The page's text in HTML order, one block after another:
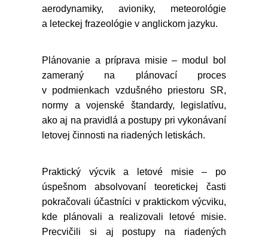
aerodynamiky, avioniky, meteorológie
a leteckej frazeológie v anglickom jazyku.
Plánovanie a príprava misie – modul bol
zameraný na plánovací proces
v podmienkach vzdušného priestoru SR,
normy a vojenské štandardy, legislatívu,
ako aj na pravidlá a postupy pri vykonávaní
letovej činnosti na riadených letiskách.
Praktický výcvik a letové misie – po
úspešnom absolvovaní teoretickej časti
pokračovali účastníci v praktickom výcviku,
kde plánovali a realizovali letové misie.
Precvičili si aj postupy na riadených